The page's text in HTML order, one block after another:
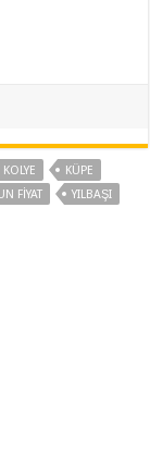
KOLYE
KÜPE
FIYAT
YILBAŞI